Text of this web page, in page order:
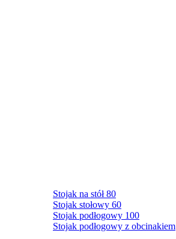
Stojak na stół 80
Stojak stołowy 60
Stojak podłogowy 100
Stojak podłogowy z obcinakiem